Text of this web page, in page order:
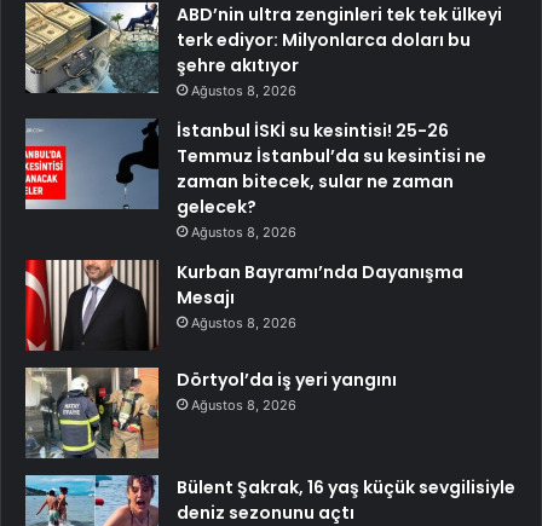
ABD’nin ultra zenginleri tek tek ülkeyi
terk ediyor: Milyonlarca doları bu
şehre akıtıyor
Ağustos 8, 2026
İstanbul İSKİ su kesintisi! 25-26
Temmuz İstanbul’da su kesintisi ne
zaman bitecek, sular ne zaman
gelecek?
Ağustos 8, 2026
Kurban Bayramı’nda Dayanışma
Mesajı
Ağustos 8, 2026
Dörtyol’da iş yeri yangını
Ağustos 8, 2026
Bülent Şakrak, 16 yaş küçük sevgilisiyle
deniz sezonunu açtı